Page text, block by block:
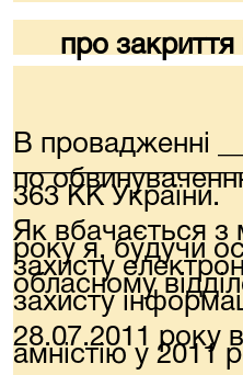
про закриття
В провадженні
по
363 КК України.
Як вбачається з
року я, будучи
захисту
обласному
захисту
28.07.2011 року
амністію у 2011